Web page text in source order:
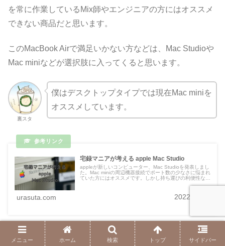
を常に作業しているMix師やエンジニアの方にはオススメ
できない商品だと思います。
このMacBook Airで満足いかない方などは、Mac Studioや
Mac miniなどが選択肢に入ってくると思います。
裏スタ
僕はデスクトップタイプでは現在Mac miniを
オススメしています。
宅録マニアが考える apple Mac Studio
appleが新しいコンピューター、Mac Studioを発表しまし
た。Mac miniの周辺機器接続でポート数の少なさに悩まれ
ていた方にはオススメです。しかし持ち運びの利便性など
を考えますと今回はMacBook Proに軍配が上がると思い
urasuta.com 2022.03.09
メニュー ホーム 検索 トップ サイドバー